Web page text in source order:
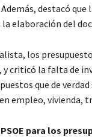
destacó
elaboración del
los
y criticó la falta de
que de
empleo, vivienda,
para los